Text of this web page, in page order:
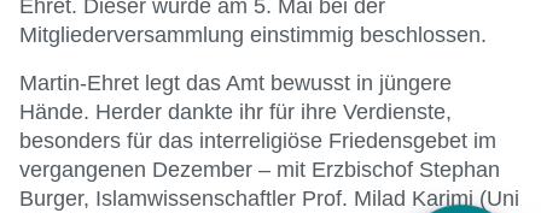
Ehret. Dieser wurde am 5. Mai bei der
Mitgliederversammlung einstimmig beschlossen.
Martin-Ehret legt das Amt bewusst in jüngere
Hände. Herder dankte ihr für ihre Verdienste,
besonders für das interreligiöse Friedensgebet im
vergangenen Dezember – mit Erzbischof Stephan
Burger, Islamwissenschaftler Prof. Milad Karimi (Uni